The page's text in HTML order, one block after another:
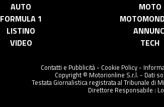
AUTO MOTO
FORMULA 1
LISTINO
VIDEO
TECH
Contatti e Pubblicità- Cookie Policy-
Copyright © Motorionline S.r.l. - Dati
Testata Giornalistica registrata al Tribunale di
Direttore Responsabile :